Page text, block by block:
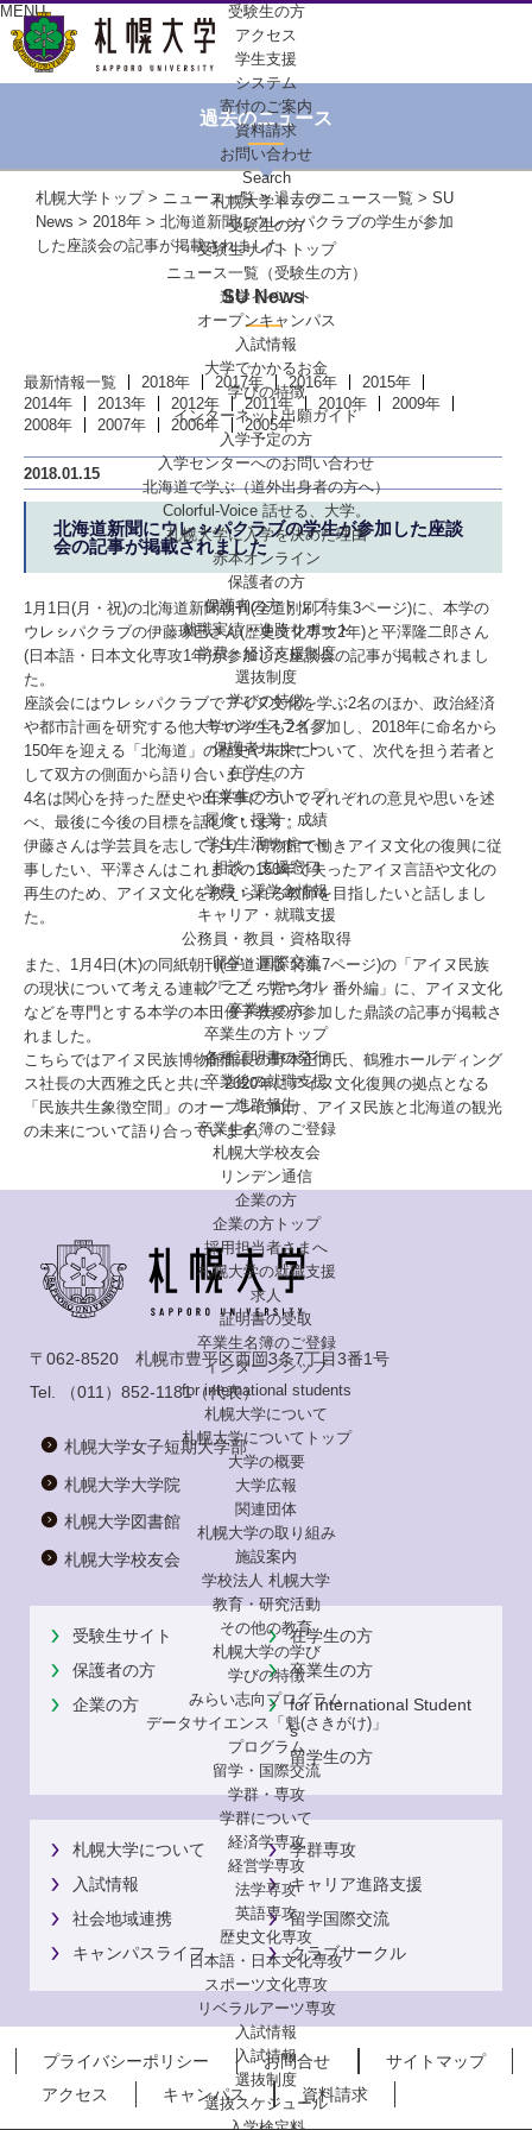
MENU
受験生の方
アクセス
学生支援
システム
寄付のご案内
資料請求
お問い合わせ
Search
札幌大学トップ
受験生の方
受験生サイトトップ
ニュース一覧（受験生の方）
進学イベント
オープンキャンパス
入試情報
大学でかかるお金
学びの特徴
インターネット出願ガイド
入学予定の方
入学センターへのお問い合わせ
北海道で学ぶ（道外出身者の方へ）
Colorful-Voice 話せる、大学。
札幌大学に入学を決めた理由
赤本オンライン
保護者の方
保護者の方トップ
就職実績・進路サポート
学費・経済支援制度
選抜制度
学びの特徴
キャンパスライフ
保護者サポート
在学生の方
在学生の方トップ
履修・授業・成績
学生生活サポート
相談・支援窓口
学費・奨学金情報
キャリア・就職支援
公務員・教員・資格取得
留学・国際交流
クラブ・サークル
卒業生の方
卒業生の方トップ
各種証明書の発行
卒業後の就職支援
進路報告
卒業生名簿のご登録
札幌大学校友会
リンデン通信
企業の方
企業の方トップ
採用担当者さまへ
札幌大学の就職支援
求人
証明書の受取
卒業生名簿のご登録
インターンシップ
for international students
札幌大学について
札幌大学についてトップ
大学の概要
大学広報
関連団体
札幌大学の取り組み
施設案内
学校法人 札幌大学
教育・研究活動
その他の教育
札幌大学の学び
学びの特徴
みらい志向プログラム
データサイエンス「魁(さきがけ)」
プログラム
留学・国際交流
学群・専攻
学群について
経済学専攻
経営学専攻
法学専攻
英語専攻
歴史文化専攻
日本語・日本文化専攻
スポーツ文化専攻
リベラルアーツ専攻
入試情報
入試情報
選抜制度
選抜スケジュール
過去のニュース
札幌大学トップ> ニュース一覧>過去のニュース一覧 > SU
News > 2018年 > 北海道新聞にウレㇱパクラブの学生が参加
した座談会の記事が掲載されました
SU News
最新情報一覧 2018年 2017年 2016年
2015年
2014年
2013年 2012年 2011年 2010年
2009年
2008年
2007年 2006年 2005年
2018.01.15
北海道新聞にウレㇱパクラブの学生が参加した座談
会の記事が掲載されました
1月1日(月・祝)の北海道新聞朝刊(全道別刷 特集3ページ)に、本学の
ウレㇱパクラブの伊藤琢巳さん(歴史文化専攻2年)と平澤隆二郎さん
(日本語・日本文化専攻1年)が参加した座談会の記事が掲載されまし
た。
座談会にはウレㇱパクラブでアイヌ文化を学ぶ2名のほか、政治経済
や都市計画を研究する他大学の学生も2名参加し、2018年に命名から
150年を迎える「北海道」の歴史や未来について、次代を担う若者と
して双方の側面から語り合いました。
4名は関心を持った歴史や出来事についてそれぞれの意見や思いを述
べ、最後に今後の目標を話しています。
伊藤さんは学芸員を志しており、博物館で働きアイヌ文化の復興に従
事したい、平澤さんはこれまでの150年で失ったアイヌ言語や文化の
再生のため、アイヌ文化を教えられる教師を目指したいと話しまし
た。
また、1月4日(木)の同紙朝刊(全道遅版 特集7ページ)の「アイヌ民族
の現状について考える連載『こころ揺らす』番外編」に、アイヌ文化
などを専門とする本学の本田優子教授が参加した鼎談の記事が掲載さ
れました。
こちらではアイヌ民族博物館館長の野本正博氏、鶴雅ホールディング
ス社長の大西雅之氏と共に、2020年にアイヌ文化復興の拠点となる
「民族共生象徴空間」のオープンに向け、アイヌ民族と北海道の観光
の未来について語り合っています。
〒062-8520 札幌市豊平区西岡3条7丁目3番1号
Tel.
（011）852-1181（代表）
札幌大学女子短期大学部
札幌大学大学院
札幌大学図書館
札幌大学校友会
受験生サイト
在学生の方
保護者の方
卒業生の方
企業の方
for International Student
s
留学生の方
札幌大学について
学群専攻
入試情報
キャリア進路支援
社会地域連携
留学国際交流
キャンパスライフ
クラブサークル
プライバシーポリシー お問合せ
サイトマップ
アクセス
キャンパス 資料請求